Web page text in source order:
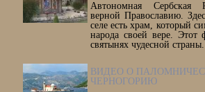
Автономная Сербская
верной Православию.
селе есть храм, который
народа своей вере. Этот
святынях чудесной страны.
ВИДЕО О
ЧЕРНОГОРИЮ